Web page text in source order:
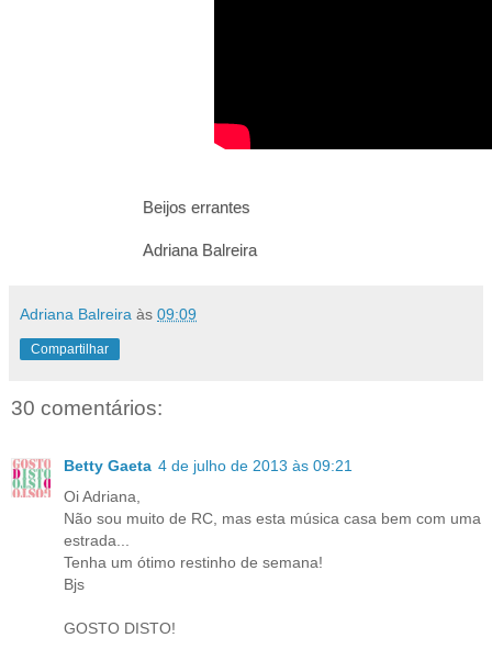
Beijos errantes
Adriana Balreira
Adriana Balreira às 09:09
Compartilhar
30 comentários:
Betty Gaeta 4 de julho de 2013 às 09:21
Oi Adriana,
Não sou muito de RC, mas esta música casa bem com uma
estrada...
Tenha um ótimo restinho de semana!
Bjs
GOSTO DISTO!